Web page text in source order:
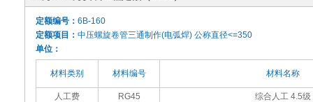
定额编号： 6B-160
定额项目： 中压螺旋卷管三通制作(电弧焊) 公称直径<=350
单位：
材料类别 材料编号 材料名称
人工费 RG45 综合人工 4.5级